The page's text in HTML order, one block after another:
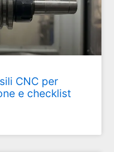
CNC per
e checklist